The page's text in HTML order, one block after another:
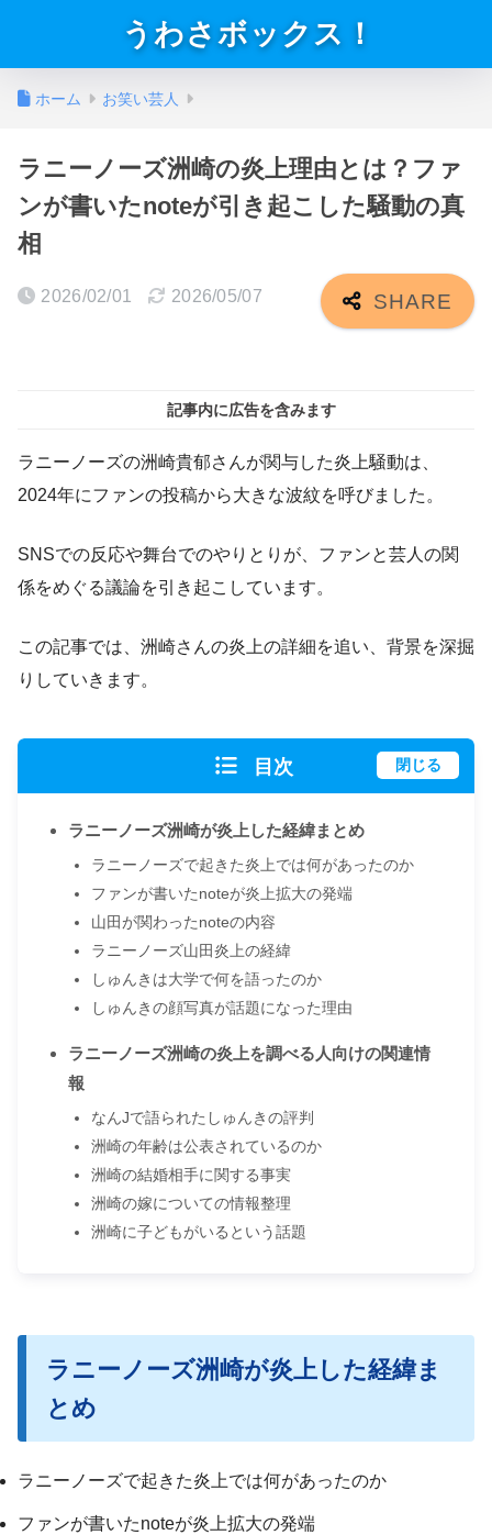
うわさボックス！
ホーム お笑い芸人
ラニーノーズ洲崎の炎上理由とは？ファ
ンが書いたnoteが引き起こした騒動の真
相
2026/02/01 2026/05/07
記事内に広告を含みます
ラニーノーズの洲崎貴郁さんが関与した炎上騒動は、
2024年にファンの投稿から大きな波紋を呼びました。
SNSでの反応や舞台でのやりとりが、ファンと芸人の関
係をめぐる議論を引き起こしています。
この記事では、洲崎さんの炎上の詳細を追い、背景を深掘
りしていきます。
目次 閉じる
ラニーノーズ洲崎が炎上した経緯まとめ
ラニーノーズで起きた炎上では何があったのか
ファンが書いたnoteが炎上拡大の発端
山田が関わったnoteの内容
ラニーノーズ山田炎上の経緯
しゅんきは大学で何を語ったのか
しゅんきの顔写真が話題になった理由
ラニーノーズ洲崎の炎上を調べる人向けの関連情
報
なんJで語られたしゅんきの評判
洲崎の年齢は公表されているのか
洲崎の結婚相手に関する事実
洲崎の嫁についての情報整理
洲崎に子どもがいるという話題
ラニーノーズ洲崎が炎上した経緯ま
とめ
ラニーノーズで起きた炎上では何があったのか
ファンが書いたnoteが炎上拡大の発端